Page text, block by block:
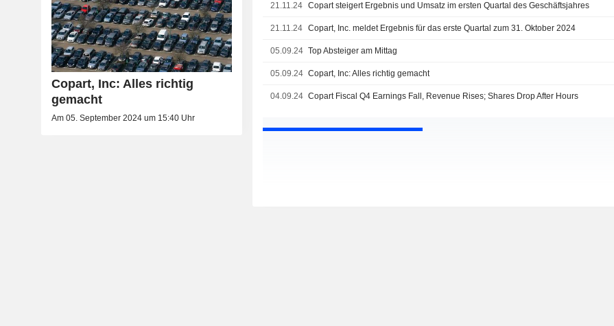
21.11.24 Copart steigert Ergebnis und Umsatz im ersten Quartal des Geschäftsjahres
21.11.24 Copart, Inc. meldet Ergebnis für das erste Quartal zum 31. Oktober 2024
05.09.24 Top Absteiger am Mittag
05.09.24 Copart, Inc: Alles richtig gemacht
04.09.24 Copart Fiscal Q4 Earnings Fall, Revenue Rises; Shares Drop After Hours
Copart, Inc: Alles richtig
gemacht
Am 05. September 2024 um 15:40 Uhr